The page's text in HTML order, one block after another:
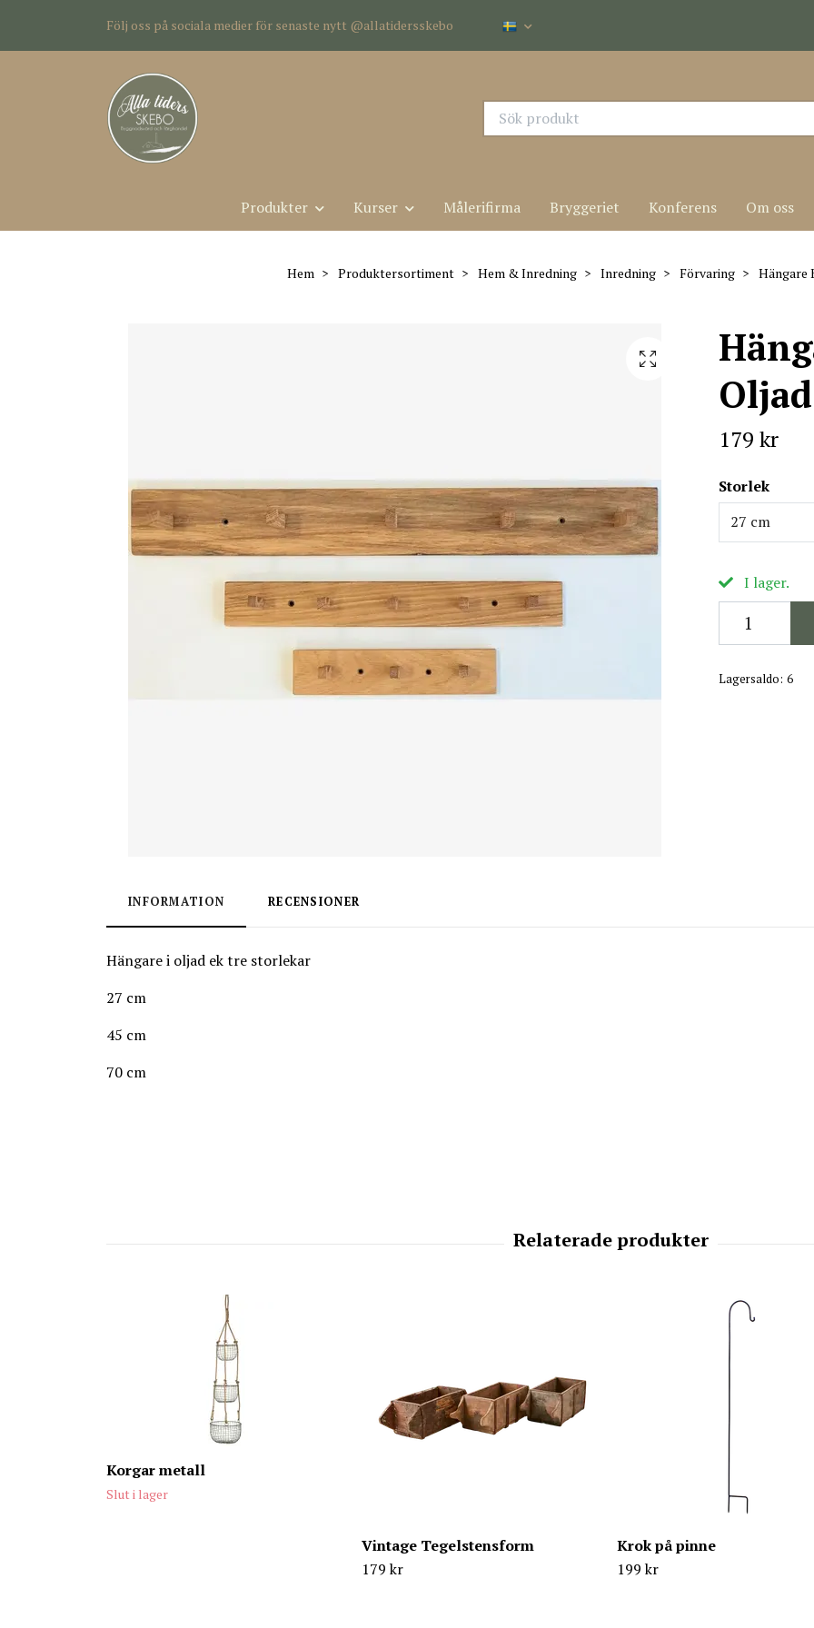
Följ oss på sociala medier för senaste nytt @allatidersskebo
Produkter Kurser Målerifirma Bryggeriet Konferens Om oss
Hem Produktersortiment Hem & Inredning Inredning Förvaring Hängare
179 kr
Storlek
27 cm
I lager.
Lagersaldo: 6
INFORMATION RECENSIONER
Hängare i oljad ek tre storlekar
27 cm
45 cm
70 cm
Korgar metall
Slut i lager
Vintage Tegelstensform
179 kr
Krok på pinne
199 kr